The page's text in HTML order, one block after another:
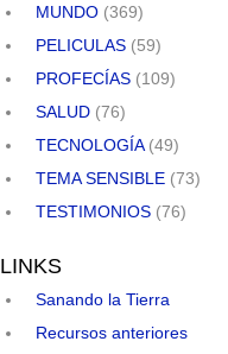
MUNDO (369)
PELICULAS (59)
PROFECÍAS (109)
SALUD (76)
TECNOLOGÍA(49)
TEMA SENSIBLE (73)
TESTIMONIOS (76)
LINKS
Sanando la Tierra
Recursos anteriores